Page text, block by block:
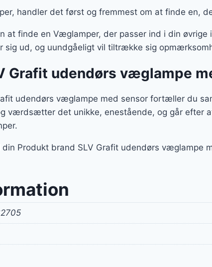
handler det først og fremmest om at finde en,
at finde en Væglamper, der passer ind i din
sig ud, og uundgåeligt vil tiltrække sig
Grafit udendørs væglampe
udendørs væglampe med sensor fortæller du
værdsætter det unikke, enestående, og går efter
Produkt brand SLV Grafit udendørs væglampe